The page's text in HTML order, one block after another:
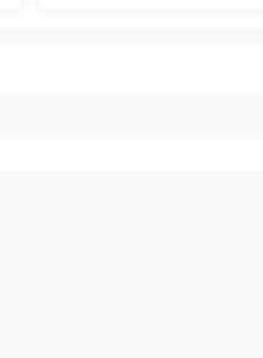
硬件，它会找到最适合您的选项。
元格。’Double Clip Loop’ 功能将 Clip